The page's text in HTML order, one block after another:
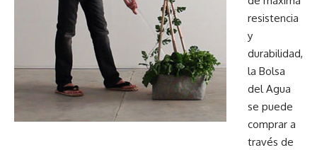
resistencia
y
durabilidad,
la Bolsa
del Agua
se puede
comprar a
través de